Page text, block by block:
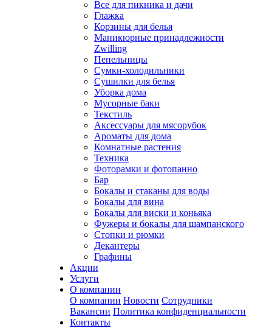
Все для пикника и дачи
Глажка
Корзины для белья
Маникюрные принадлежности
Zwilling
Пепельницы
Сумки-холодильники
Сушилки для белья
Уборка дома
Мусорные баки
Текстиль
Аксессуары для мясорубок
Ароматы для дома
Комнатные растения
Техника
Фоторамки и фотопанно
Бар
Бокалы и стаканы для воды
Бокалы для вина
Бокалы для виски и коньяка
Фужеры и бокалы для шампанского
Стопки и рюмки
Декантеры
Графины
Акции
Услуги
О компании
О компании Новости Сотрудники
Вакансии Политика конфиденциальности
Контакты